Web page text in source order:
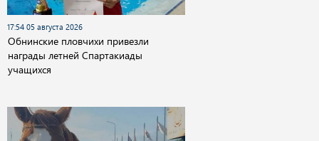
17:54 05 августа 2026
Обнинские пловчихи привезли
награды летней Спартакиады
учащихся